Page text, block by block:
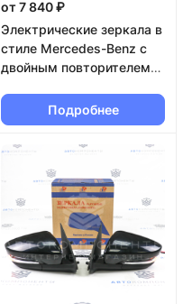
от 7 840 ₽
Электрические зеркала в
стиле Mercedes-Benz с
двойным повторителем
электроскладывание,
вежливая подсветка) ВАЗ
2101-2107 в цвет кузова
Подробнее